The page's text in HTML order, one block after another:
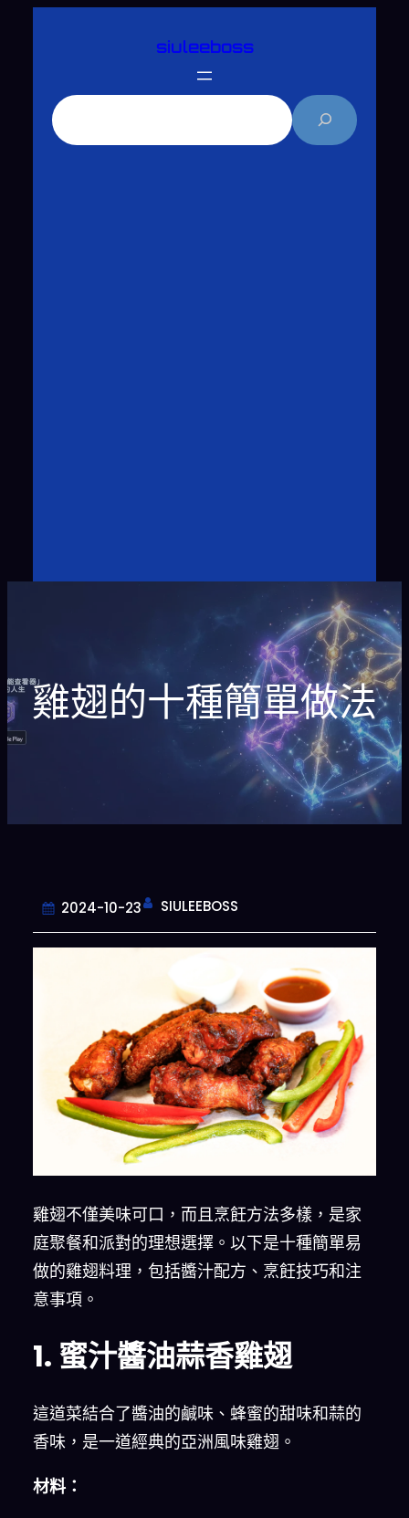
siuleeboss
雞翅的十種簡單做法
2024-10-23 SIULEEBOSS
雞翅不僅美味可口，而且烹飪方法多樣，是家
庭聚餐和派對的理想選擇。以下是十種簡單易
做的雞翅料理，包括醬汁配方、烹飪技巧和注
意事項。
1. 蜜汁醬油蒜香雞翅
這道菜結合了醬油的鹹味、蜂蜜的甜味和蒜的
香味，是一道經典的亞洲風味雞翅。
材料：